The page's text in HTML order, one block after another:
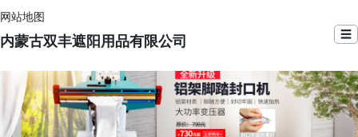
网站地图
内蒙古双丰遮阳用品有限公司 ☰